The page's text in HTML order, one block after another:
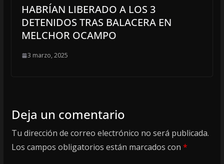
HABRÍAN LIBERADO A LOS 3
DETENIDOS TRAS BALACERA EN
MELCHOR OCAMPO
3 marzo, 2025
Deja un comentario
Tu dirección de correo electrónico no será publicada.
Los campos obligatorios están marcados con *